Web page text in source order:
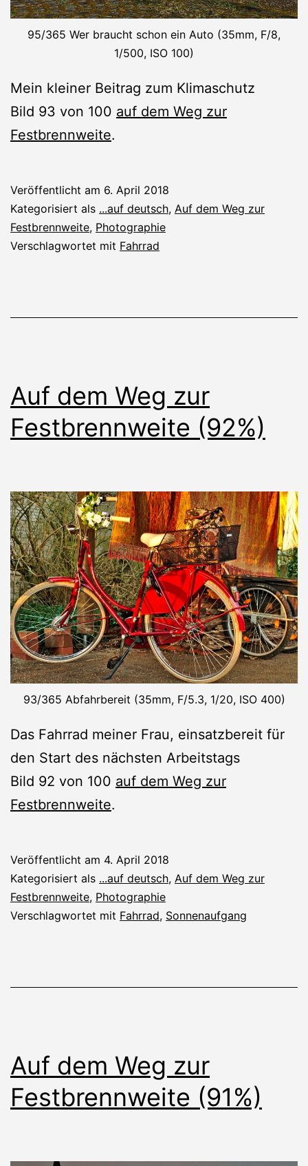
95/365 Wer braucht schon ein Auto (35mm, F/8,
1/500, ISO 100)
Mein kleiner Beitrag zum Klimaschutz
Bild 93 von 100 auf dem Weg zur
Festbrennweite.
Veröffentlicht am 6. April 2018
Kategorisiert als ...auf deutsch, Auf dem Weg zur
Festbrennweite, Photographie
Verschlagwortet mit Fahrrad
Auf dem Weg zur
Festbrennweite (92%)
93/365 Abfahrbereit (35mm, F/5.3, 1/20, ISO 400)
Das Fahrrad meiner Frau, einsatzbereit für
den Start des nächsten Arbeitstags
Bild 92 von 100 auf dem Weg zur
Festbrennweite.
Veröffentlicht am 4. April 2018
Kategorisiert als ...auf deutsch, Auf dem Weg zur
Festbrennweite, Photographie
Verschlagwortet mit Fahrrad, Sonnenaufgang
Auf dem Weg zur
Festbrennweite (91%)